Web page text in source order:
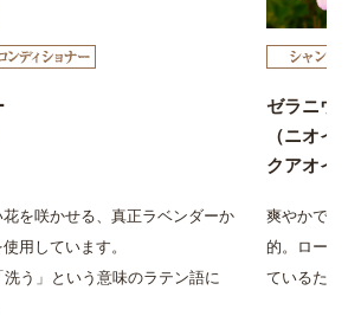
を咲かせる、真正ラベンダーか
用しています。
洗う」という意味のラテン語に
ゼラニウム
（ニオイ
クアオイ花
爽やかであ
的。ローズ
ているため